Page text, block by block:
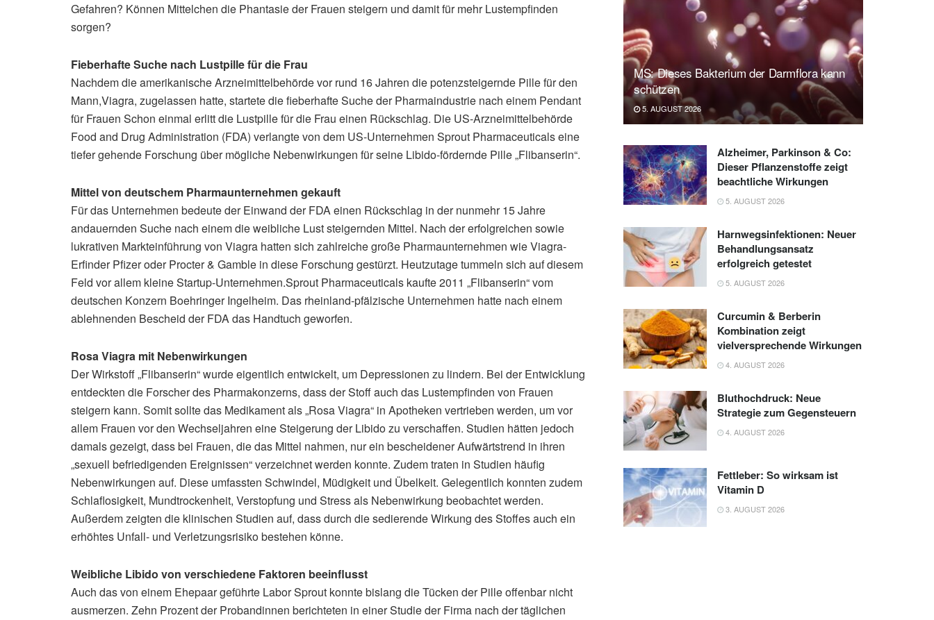
Gefahren? Können Mittelchen die Phantasie der Frauen steigern und damit für mehr Lustempfinden
sorgen?
Fieberhafte Suche nach Lustpille für die Frau
Nachdem die amerikanische Arzneimittelbehörde vor rund 16 Jahren die potenzsteigernde Pille für den
Mann,Viagra, zugelassen hatte, startete die fieberhafte Suche der Pharmaindustrie nach einem Pendant
für Frauen Schon einmal erlitt die Lustpille für die Frau einen Rückschlag. Die US-Arzneimittelbehörde
Food and Drug Administration (FDA) verlangte von dem US-Unternehmen Sprout Pharmaceuticals eine
tiefer gehende Forschung über mögliche Nebenwirkungen für seine Libido-fördernde Pille „Flibanserin“.
Mittel von deutschem Pharmaunternehmen gekauft
Für das Unternehmen bedeute der Einwand der FDA einen Rückschlag in der nunmehr 15 Jahre
andauernden Suche nach einem die weibliche Lust steigernden Mittel. Nach der erfolgreichen sowie
lukrativen Markteinführung von Viagra hatten sich zahlreiche große Pharmaunternehmen wie Viagra-
Erfinder Pfizer oder Procter & Gamble in diese Forschung gestürzt. Heutzutage tummeln sich auf diesem
Feld vor allem kleine Startup-Unternehmen.Sprout Pharmaceuticals kaufte 2011 „Flibanserin“ vom
deutschen Konzern Boehringer Ingelheim. Das rheinland-pfälzische Unternehmen hatte nach einem
ablehnenden Bescheid der FDA das Handtuch geworfen.
Rosa Viagra mit Nebenwirkungen
Der Wirkstoff „Flibanserin“ wurde eigentlich entwickelt, um Depressionen zu lindern. Bei der Entwicklung
entdeckten die Forscher des Pharmakonzerns, dass der Stoff auch das Lustempfinden von Frauen
steigern kann. Somit sollte das Medikament als „Rosa Viagra“ in Apotheken vertrieben werden, um vor
allem Frauen vor den Wechseljahren eine Steigerung der Libido zu verschaffen. Studien hätten jedoch
damals gezeigt, dass bei Frauen, die das Mittel nahmen, nur ein bescheidener Aufwärtstrend in ihren
„sexuell befriedigenden Ereignissen“ verzeichnet werden konnte. Zudem traten in Studien häufig
Nebenwirkungen auf. Diese umfassten Schwindel, Müdigkeit und Übelkeit. Gelegentlich konnten zudem
Schlaflosigkeit, Mundtrockenheit, Verstopfung und Stress als Nebenwirkung beobachtet werden.
Außerdem zeigten die klinischen Studien auf, dass durch die sedierende Wirkung des Stoffes auch ein
erhöhtes Unfall- und Verletzungsrisiko bestehen könne.
Weibliche Libido von verschiedene Faktoren beeinflusst
Auch das von einem Ehepaar geführte Labor Sprout konnte bislang die Tücken der Pille offenbar nicht
ausmerzen. Zehn Prozent der Probandinnen berichteten in einer Studie der Firma nach der täglichen
MS: Dieses Bakterium der Darmflora kann
schützen
5. AUGUST 2026
Alzheimer, Parkinson & Co:
Dieser Pflanzenstoffe zeigt
beachtliche Wirkungen
5. AUGUST 2026
Harnwegsinfektionen: Neuer
Behandlungsansatz
erfolgreich getestet
5. AUGUST 2026
Curcumin & Berberin
Kombination zeigt
vielversprechende Wirkungen
4. AUGUST 2026
Bluthochdruck: Neue
Strategie zum Gegensteuern
4. AUGUST 2026
Fettleber: So wirksam ist
Vitamin D
3. AUGUST 2026